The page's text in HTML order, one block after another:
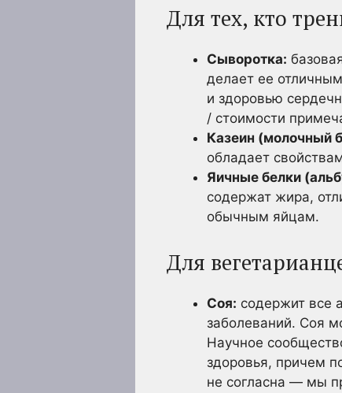
Для тех, кто
Сыворотка:
делает ее
и здоровью
/ стоимости
Казеин (молочный
обладает
Яичные белки
содержат жира,
обычным яйцам.
Для
Соя: содержит все
заболеваний. Соя
Научное
здоровья, причем
не согласна — мы